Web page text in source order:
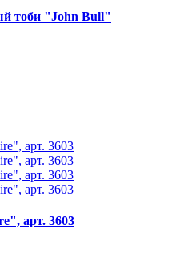
тоби "John Bull"
арт. 3603